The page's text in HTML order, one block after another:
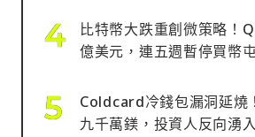
比特幣大跌重創微策略！
億美元，連五週暫停買幣
Coldcard冷錢包漏洞延燒
九千萬鎂，投資人反向湧